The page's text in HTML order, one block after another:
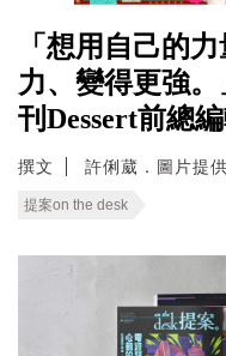
「想用自己的
力、變得更強
刊Dessert前總
撰文 許俐葳．圖片提
提案on the desk